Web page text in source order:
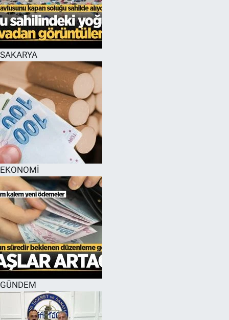
SAKARYA
EKONOMİ
GÜNDEM
EĞİTİM
MAGAZİN
ÖZEL HABER
HALK54 PANORAMA